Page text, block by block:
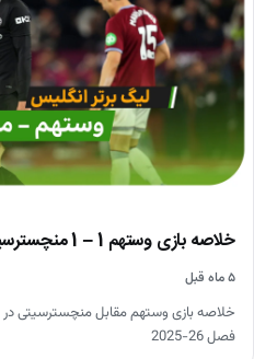
خلاصه بازی وستهم 1 – 1 منچسترسیتی (لیگ برتر انگلیس)
۵ ماه قبل
خلاصه بازی وستهم مقابل منچسترسیتی
فصل 26-2025